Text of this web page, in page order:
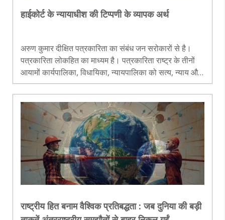
हाईकोर्ट के न्यायाधीश की टिप्पणी के व्यापक अर्थ
अरुण कुमार दीक्षित पत्रकारिता का संबंध जन सरोकारों से है।
पत्रकारिता लोकहित का माध्यम है। पत्रकारिता राष्ट्र के तीनों
आयामों कार्यपालिका, विधायिका, न्यायपालिका को सत्य, न्याय और
पारदर्शी बनाने की प्रमुख भूमिका में होती है। तभी इसे राष्ट्र का
चौथ..
राष्ट्रीय हित बनाम वैश्विक प्रतिबद्धता : जब दुनिया की बड़ी